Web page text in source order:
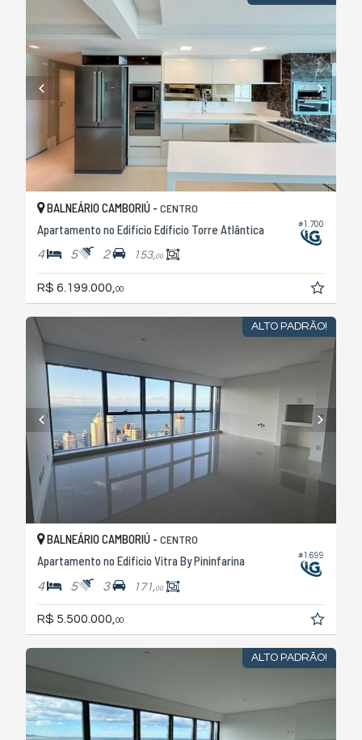
#1.700
BALNEÁRIO CAMBORIÚ - CENTRO
Apartamento no Edifício Edíficio Torre Atlântica
4 5 2 153,00
R$ 6.199.000, 00
ALTO PADRÃO!
#1.699
BALNEÁRIO CAMBORIÚ - CENTRO
Apartamento no Edifício Vitra By Pininfarina
4 5 3 171,00
R$ 5.500.000,00
ALTO PADRÃO!